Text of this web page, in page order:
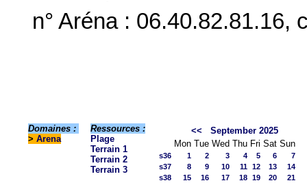
n° Aréna : 06.40.82.81.16,
Domaines :
> Arena
Ressources :
Plage
Terrain 1
Terrain 2
Terrain 3
<<
September 2025
Mon Tue Wed Thu Fri Sat Sun
s36 1 2 3 4 5 6
7
s37
8 9 10 11 12 13
14
s38
15 16 17 18 19 20
21